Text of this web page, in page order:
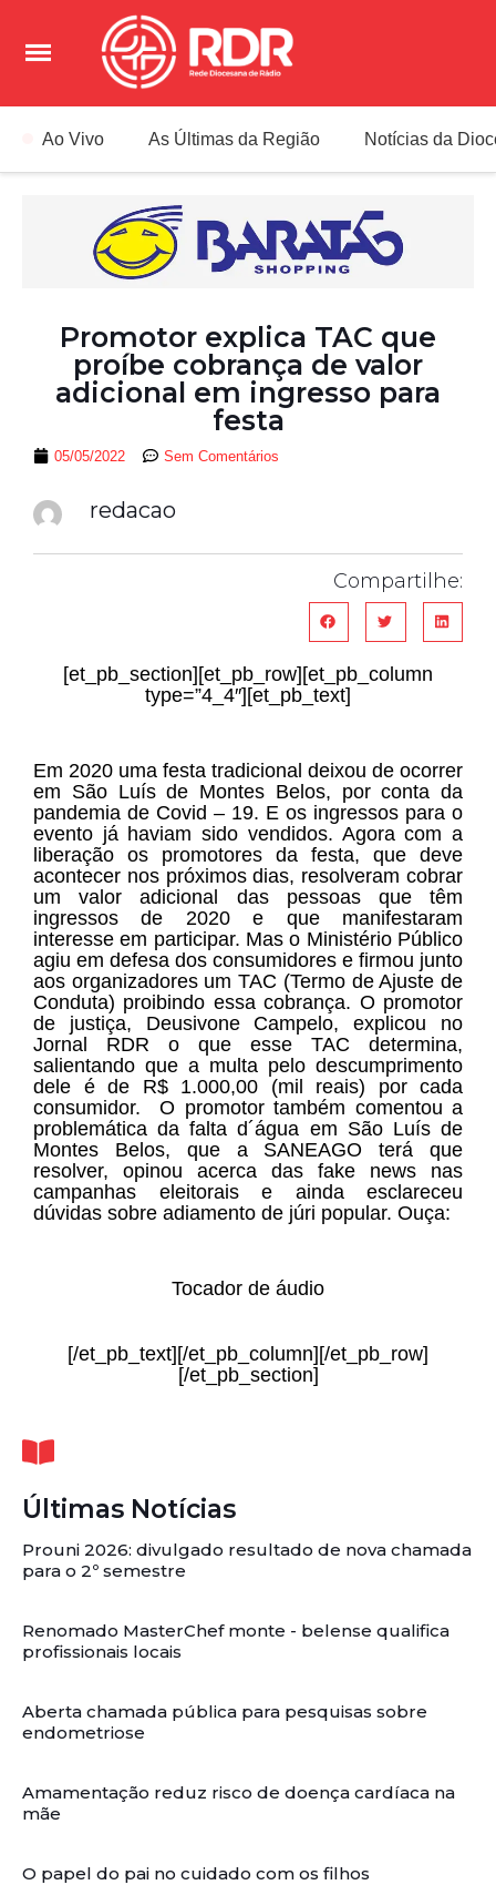
Ao Vivo As Últimas da Região Notícias da
Promotor explica TAC que
proíbe cobrança de valor
adicional em ingresso para
festa
05/05/2022 Sem Comentários
redacao
Compartilhe:
[et_pb_section][et_pb_row][et_pb_column
type=”4_4″][et_pb_text]
Em 2020 uma festa tradicional deixou de ocorrer
em São Luís de Montes Belos, por conta da
pandemia de Covid – 19. E os ingressos para o
evento já haviam sido vendidos. Agora com a
liberação os promotores da festa, que deve
acontecer nos próximos dias, resolveram cobrar
um valor adicional das pessoas que têm
ingressos de 2020 e que manifestaram
interesse em participar. Mas o Ministério Público
agiu em defesa dos consumidores e firmou junto
aos organizadores um TAC (Termo de Ajuste de
Conduta) proibindo essa cobrança. O promotor
de justiça, Deusivone Campelo, explicou no
Jornal RDR o que esse TAC determina,
salientando que a multa pelo descumprimento
dele é de R$ 1.000,00 (mil reais) por cada
consumidor. O promotor também comentou a
problemática da falta d´água em São Luís de
Montes Belos, que a SANEAGO terá que
resolver, opinou acerca das fake news nas
campanhas eleitorais e ainda esclareceu
dúvidas sobre adiamento de júri popular. Ouça:
Tocador de áudio
[/et_pb_text][/et_pb_column][/et_pb_row]
[/et_pb_section]
Últimas Notícias
Prouni 2026: divulgado resultado de nova chamada
para o 2º semestre
Renomado MasterChef monte - belense qualifica
profissionais locais
Aberta chamada pública para pesquisas sobre
endometriose
Amamentação reduz risco de doença cardíaca na
mãe
O papel do pai no cuidado com os filhos